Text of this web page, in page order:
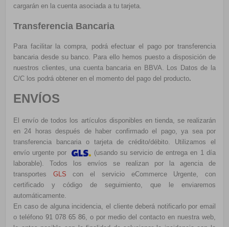
cargarán en la cuenta asociada a tu tarjeta.
Transferencia Bancaria
Para facilitar la compra, podrá efectuar el pago por transferencia
bancaria desde su banco. Para ello hemos puesto a disposición de
nuestros clientes, una cuenta bancaria en BBVA. Los Datos de la
C/C los podrá obtener en el momento del pago del producto.
ENVÍOS
El envío de todos los artículos disponibles en tienda, se realizarán
en 24 horas después de haber confirmado el pago, ya sea por
transferencia bancaria o tarjeta de crédito/débito. Utilizamos el
envío urgente por
(usando su servicio de entrega en 1 día
laborable). Todos los envíos se realizan por la agencia de
transportes GLS con el servicio eCommerce Urgente, con
certificado y código de seguimiento, que le enviaremos
automáticamente.
En caso de alguna incidencia, el cliente deberá notificarlo por email
o teléfono 91 078 65 86, o por medio del contacto en nuestra web,